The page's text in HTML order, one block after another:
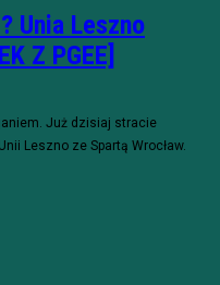
Unia Leszno
Z PGEE]
Już dzisiaj stracie
Leszno ze Spartą Wrocław.